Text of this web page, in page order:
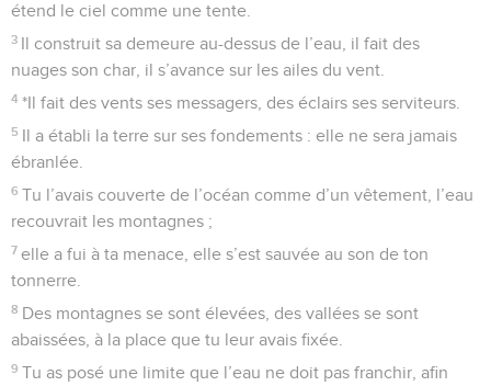
étend le ciel comme une tente.
3 Il construit sa demeure au-dessus de l’eau, il fait des
nuages son char, il s’avance sur les ailes du vent.
4 *Il fait des vents ses messagers, des éclairs ses serviteurs.
5 Il a établi la terre sur ses fondements : elle ne sera jamais
ébranlée.
6 Tu l’avais couverte de l’océan comme d’un vêtement, l’eau
recouvrait les montagnes ;
7 elle a fui à ta menace, elle s’est sauvée au son de ton
tonnerre.
8 Des montagnes se sont élevées, des vallées se sont
abaissées, à la place que tu leur avais fixée.
9 Tu as posé une limite que l’eau ne doit pas franchir, afin